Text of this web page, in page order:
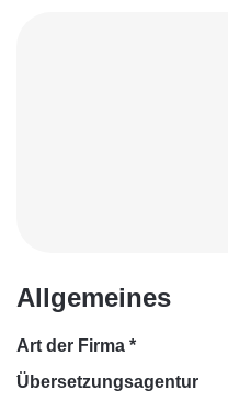
Allgemeines
Art der Firma *
Übersetzungsagentur